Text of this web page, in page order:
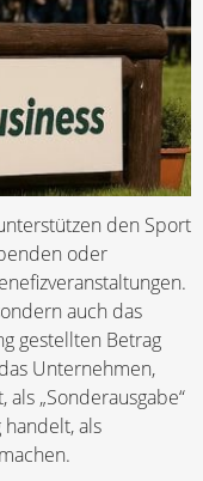
den Sport
oder
auch das
gestellten Betrag
Unternehmen,
„Sonderausgabe“
als